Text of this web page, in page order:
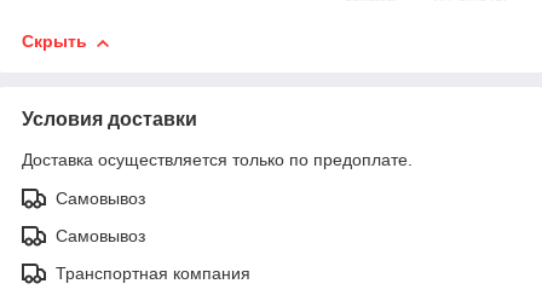
Скрыть
Условия доставки
Доставка осуществляется только по предоплате.
Самовывоз
Самовывоз
Транспортная компания